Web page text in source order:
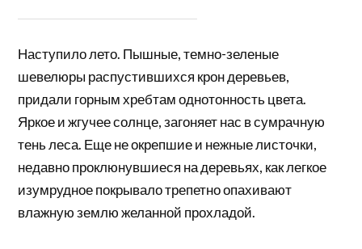
Наступило лето. Пышные, темно-зеленые
шевелюры распустившихся крон деревьев,
придали горным хребтам однотонность цвета.
Яркое и жгучее солнце, загоняет нас в сумрачную
тень леса. Еще не окрепшие и нежные листочки,
недавно проклюнувшиеся на деревьях, как легкое
изумрудное покрывало трепетно опахивают
влажную землю желанной прохладой.